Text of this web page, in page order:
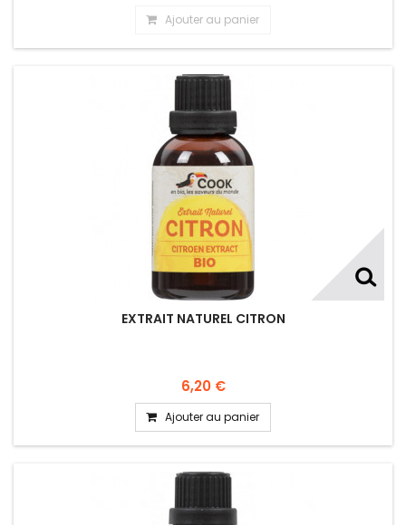
Ajouter au panier
EXTRAIT NATUREL CITRON
6,20 €
Ajouter au panier